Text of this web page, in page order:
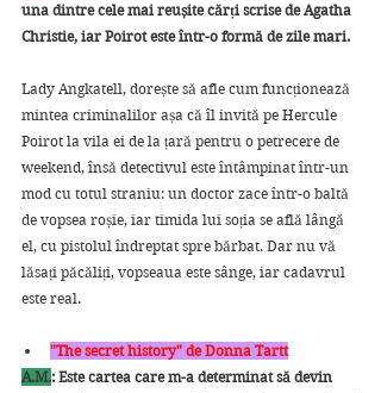
una dintre cele mai reușite cărți scrise de Agatha
Christie, iar Poirot este într-o formă de zile mari.
Lady Angkatell, dorește să afle cum funcționează
mintea criminalilor așa că îl invită pe Hercule
Poirot la vila ei de la țară pentru o petrecere de
weekend, însă detectivul este întâmpinat într-un
mod cu totul straniu: un doctor zace într-o baltă
de vopsea roșie, iar timida lui soția se află lângă
el, cu pistolul îndreptat spre bărbat. Dar nu vă
lăsați păcăliți, vopseaua este sânge, iar cadavrul
este real.
"The secret history" de Donna Tartt
A.M.: Este cartea care m-a determinat să devin